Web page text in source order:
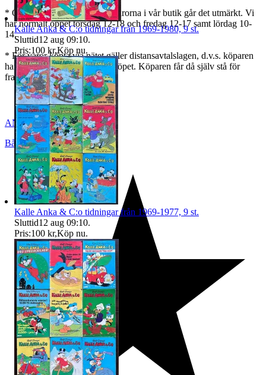
* Önskar ni avhämta varan / varorna i vår butik går det utmärkt. Vi
har normalt öppet torsdag 12-18 och fredag 12-17 samt lördag 10-
14.
* För varor köpta via nätet gäller distansavtalslagen, d.v.s. köparen
har 2 veckor på sig att ångra köpet. Köparen får då själv stå för
frakten.
ANTIQUS_BÅLSTA_AB
Bålsta,Sverige
Kalle Anka & C:o tidningar från 1969-1980, 9 st.
Sluttid12 aug 09:10.
Pris:100 kr,Köp nu.
Kalle Anka & C:o tidningar från 1969-1977, 9 st.
Sluttid12 aug 09:10.
Pris:100 kr,Köp nu.